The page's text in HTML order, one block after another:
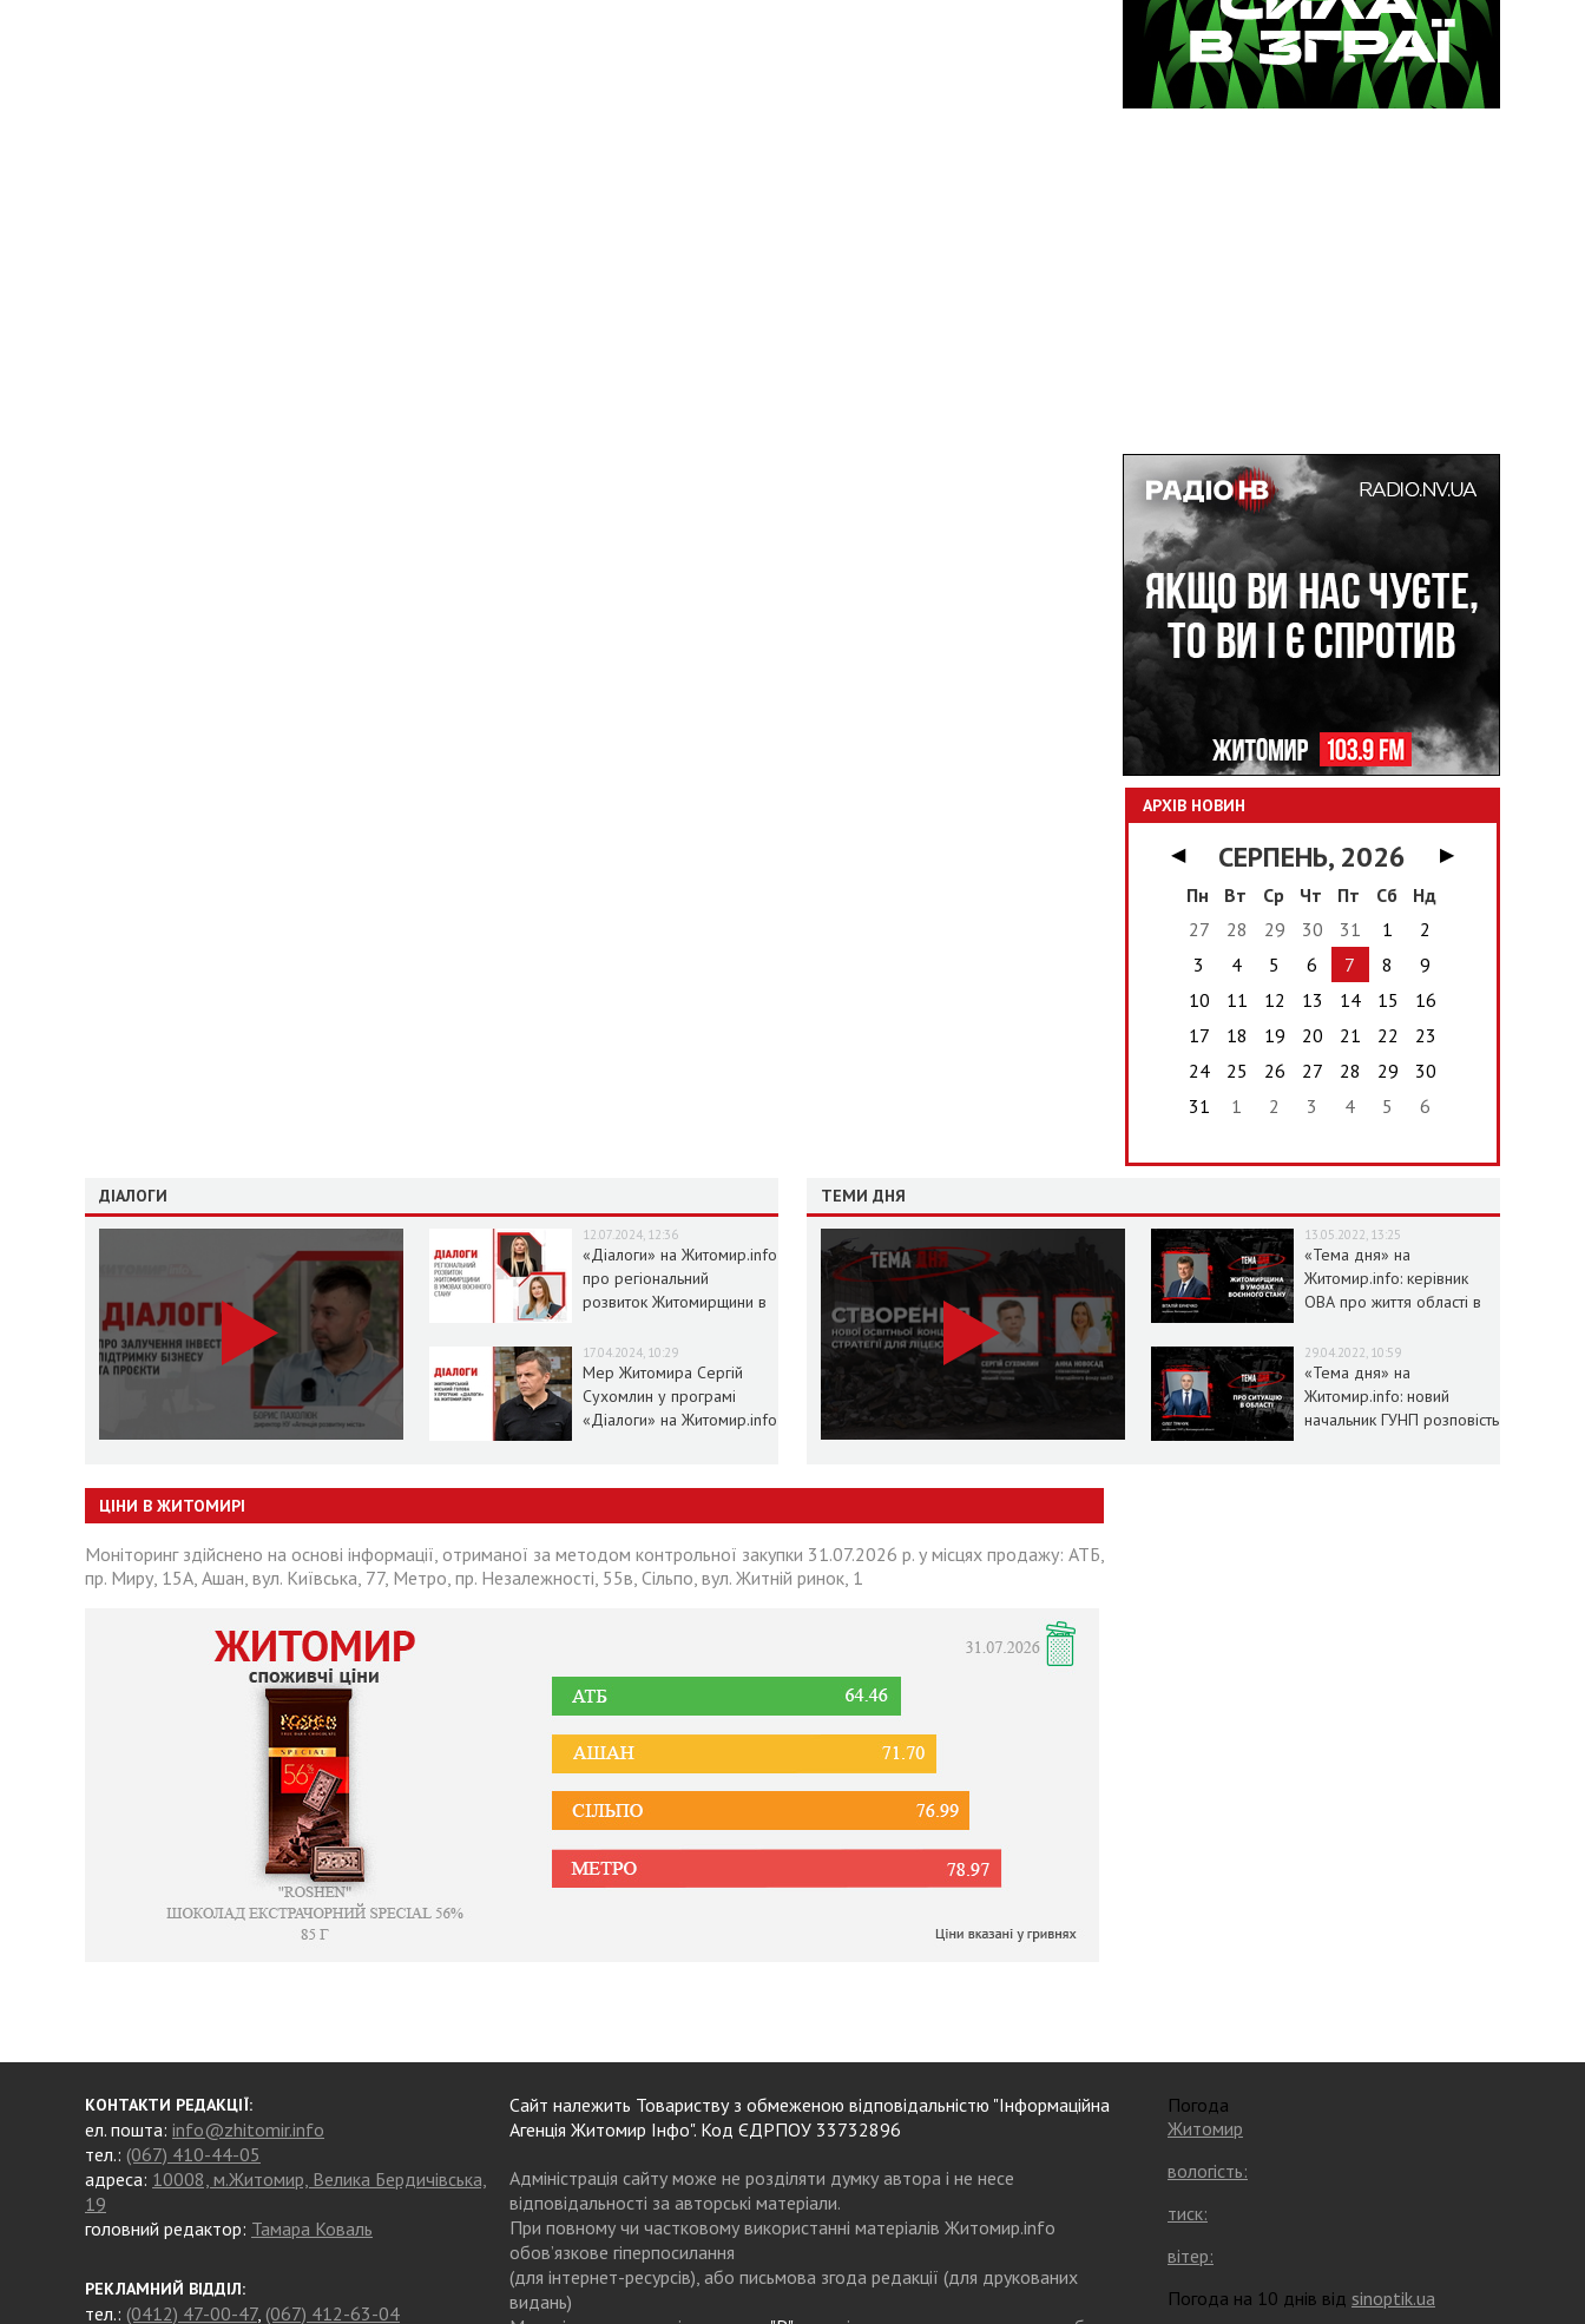
АРХІВ НОВИН
◀ СЕРПЕНЬ, 2026
▶
Пн
Вт Ср Чт Пт Сб
Нд
27
28 29 30 31 1
2
3
4 5 6 7 8
9
10
11 12 13 14 15
16
17
18 19 20 21 22
23
24
25 26 27 28 29
30
31
1 2 3 4 5 6
ДІАЛОГИ
12.07.2024, 12:36
«Діалоги» на Житомир.info
про регіональний
розвиток Житомирщини в
17.04.2024, 10:29
Мер Житомира Сергій
Сухомлин у програмі
«Діалоги» на Житомир.info
ТЕМИ ДНЯ
13.05.2022, 13:25
«Тема дня» на
Житомир.info: керівник
ОВА про життя області в
29.04.2022, 10:59
«Тема дня» на
Житомир.info: новий
начальник ГУНП розповість
ЦІНИ В ЖИТОМИРІ
Моніторинг здійснено на основі інформації, отриманої за методом контрольної закупки 31.07.2026 р. у місцях продажу: АТБ,
пр. Миру, 15А, Ашан, вул. Київська, 77, Метро, пр. Незалежності, 55в, Сільпо, вул. Житній ринок, 1
КОНТАКТИ РЕДАКЦІЇ:
ел. пошта: info@zhitomir.info
тел.: (067) 410-44-05
адреса: 10008, м.Житомир, Велика Бердичівська,
19
головний редактор: Тамара Коваль
РЕКЛАМНИЙ ВІДДІЛ:
тел.: (0412) 47-00-47, (067) 412-63-04
Сайт належить Товариству з обмеженою відповідальністю "Інформаційна
Агенція Житомир Інфо". Код ЄДРПОУ 33732896
Адміністрація сайту може не розділяти думку автора і не несе
відповідальності за авторські матеріали.
При повному чи частковому використанні матеріалів Житомир.info
обов’язкове гіперпосилання
(для інтернет-ресурсів), або письмова згода редакції (для друкованих
видань)
Погода
Житомир
вологість:
тиск:
вітер:
Погода на 10 днів від sinoptik.ua